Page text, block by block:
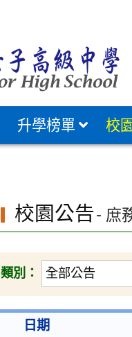
升學榜單 校
校園公告- 庶
類別：
日期